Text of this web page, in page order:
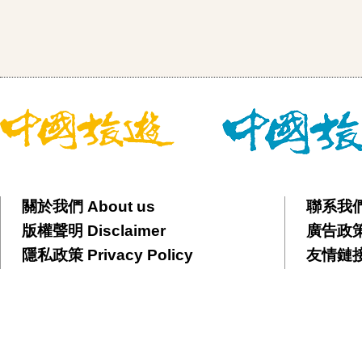
關於我們 About us
版權聲明 Disclaimer
隱私政策 Privacy Policy
聯系我
廣告政
友情鏈